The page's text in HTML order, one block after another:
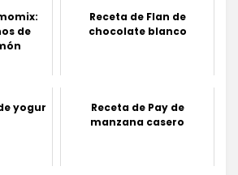
de
Receta de Flan de
chocolate blanco
yogur
Receta de Pay de
manzana casero